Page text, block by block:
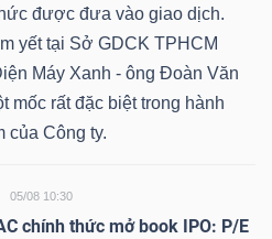
được đưa vào giao dịch.
yết tại Sở GDCK TPHCM
Máy Xanh - ông Đoàn Văn
mốc rất đặc biệt trong hành
của Công ty.
05/08 10:30
chính thức mở book IPO: P/E